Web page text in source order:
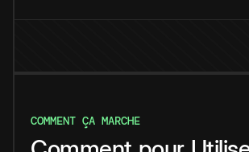
COMMENT ÇA MARCHE